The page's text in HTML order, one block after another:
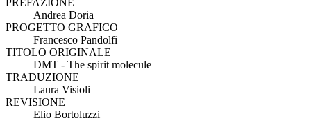
Andrea Doria
PROGETTO GRAFICO
Francesco Pandolfi
TITOLO ORIGINALE
DMT - The spirit molecule
TRADUZIONE
Laura Visioli
REVISIONE
Elio Bortoluzzi